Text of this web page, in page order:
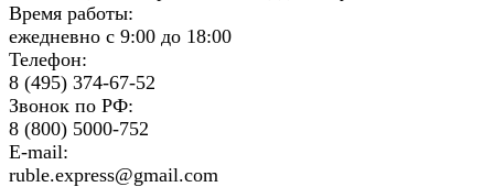
Время работы:
ежедневно с 9:00 до 18:00
Телефон:
8 (495) 374-67-52
Звонок по РФ:
8 (800) 5000-752
E-mail:
ruble.express@gmail.com